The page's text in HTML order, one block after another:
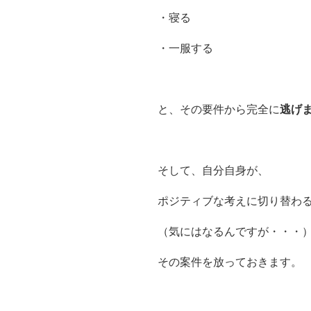
・寝る
・一服する
と、その要件から完全に逃げ
そして、自分自身が、
ポジティブな考えに切り替わ
（気にはなるんですが・・・）
その案件を放っておきます。